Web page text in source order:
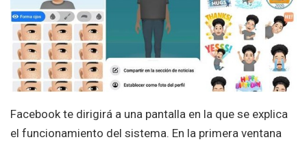
Facebook te dirigirá a una pantalla en la que se explica
el funcionamiento del sistema. En la primera ventana